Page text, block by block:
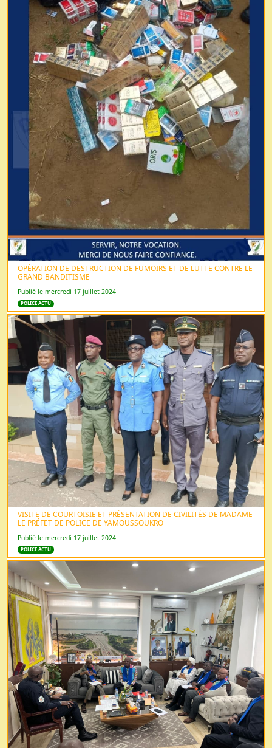
OPÉRATION DE DESTRUCTION DE FUMOIRS ET DE LUTTE CONTRE LE
GRAND BANDITISME
Publié le mercredi 17 juillet 2024
POLICE ACTU
VISITE DE COURTOISIE ET PRÉSENTATION DE CIVILITÉS DE MADAME
LE PRÉFET DE POLICE DE YAMOUSSOUKRO
Publié le mercredi 17 juillet 2024
POLICE ACTU